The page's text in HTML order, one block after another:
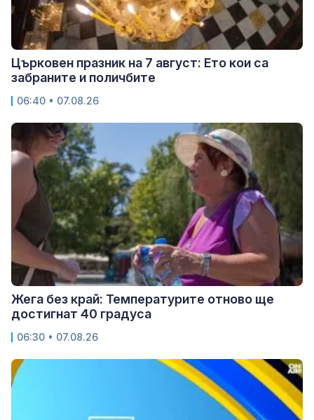
Църковен празник на 7 август: Ето кои са
забраните и поличбите
06:40 • 07.08.26
Жега без край: Температурите отново ще
достигнат 40 градуса
06:30 • 07.08.26